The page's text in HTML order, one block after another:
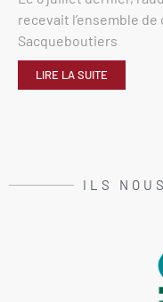
recevait l’ensemble
Sacqueboutiers
LIRE LA SUITE
ILS